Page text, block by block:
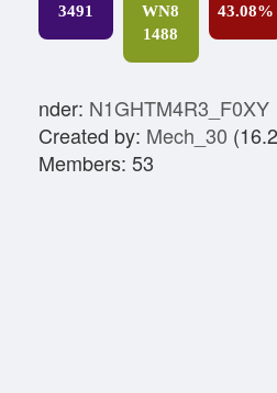
3491
WN8
1488
43.08%
nder: N1GHTM4R3_F0XY
Created by: Mech_30
Members: 53